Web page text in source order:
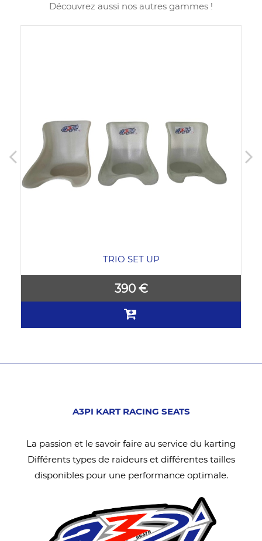
Découvrez aussi nos autres gammes !
TRIO SET UP
390 €
A3PI KART RACING SEATS
La passion et le savoir faire au service du karting
Différents types de raideurs et différentes tailles
disponibles pour une performance optimale.